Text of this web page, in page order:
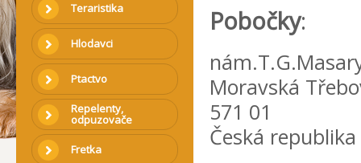
Teraristika
Hlodavci
Ptactvo
Repelenty,
odpuzovače
Fretka
Pobočky:
Moravská
571 01
Česká republika